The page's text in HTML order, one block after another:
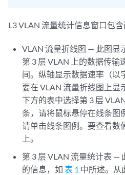
L3 VLAN 流量统计信息窗口包含
VLAN 流量折线图 — 此图显
第 3 层 VLAN 上的数据传
间。纵轴显示数据速率（以
要在 VLAN 流量折线图上显
下方的表中选择第 3 层
条，请将鼠标悬停在线条图
请单击线条图例。要查看数
上。
第 3 层 VLAN 流量统计表 —
的信息，如表 1 中所述。从